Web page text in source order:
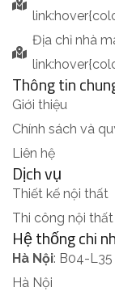
Địa chỉ nhà
Thông tin
Giới thiệu
Chính sách và
Liên hệ
Dịch vụ
Thiết kế nội thất
Thi công nội thất
Hệ thống chi
Hà Nội: B04-
Hà Nội